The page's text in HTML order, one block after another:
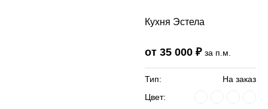
Кухня Эстела
от 35 000 ₽ за п.м.
Тип:
На заказ
Цвет: